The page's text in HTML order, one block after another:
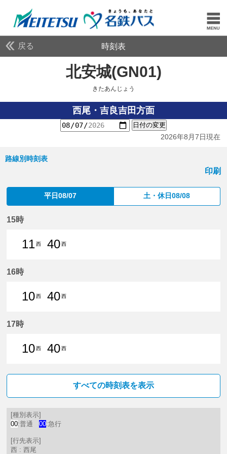
戻る 時刻表
北安城(GN01)
きたあんじょう
西尾・吉良吉田方面
日付の変更
2026年8月7日現在
路線別時刻表
印刷
平日08/07 土・休日08/08
15時
11西
40西
16時
10西
40西
17時
10西
40西
すべての時刻表を表示
[種別表示]
00:普通 00:急行
[行先表示]
西 : 西尾